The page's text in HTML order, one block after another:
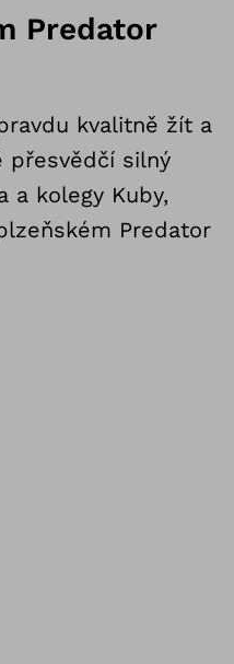
Predator
kvalitně žít a
přesvědčí silný
a kolegy Kuby,
Predator